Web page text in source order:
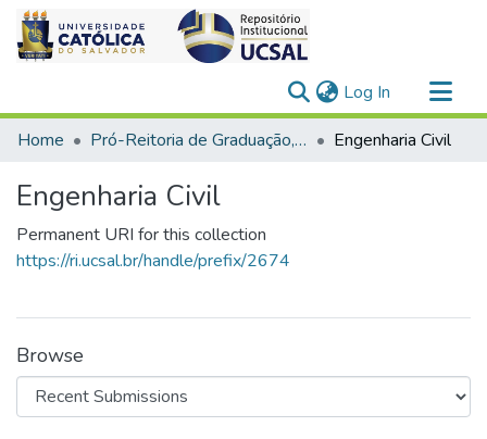
Log In (current)
Communities & Collections
Statistics
Home Pró-Reitoria de Graduação, Extensão e Ação Comunitária > Engenharias Engenharia Civil
Engenharia Civil
Permanent URI for this collection
https://ri.ucsal.br/handle/prefix/2674
Browse